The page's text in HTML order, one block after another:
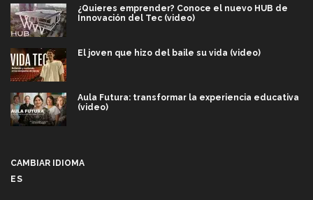
¿Quieres emprender? Conoce el nuevo HUB de
Innovación del Tec (video)
El joven que hizo del baile su vida (video)
Aula Futura: transformar la experiencia educativa
(video)
CAMBIAR IDIOMA
ES